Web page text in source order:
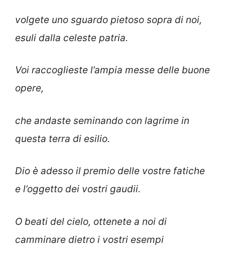
volgete uno sguardo pietoso sopra di noi,
esuli dalla celeste patria.
Voi raccoglieste l’ampia messe delle buone
opere,
che andaste seminando con lagrime in
questa terra di esilio.
Dio è adesso il premio delle vostre fatiche
e l’oggetto dei vostri gaudii.
O beati del cielo, ottenete a noi di
camminare dietro i vostri esempi